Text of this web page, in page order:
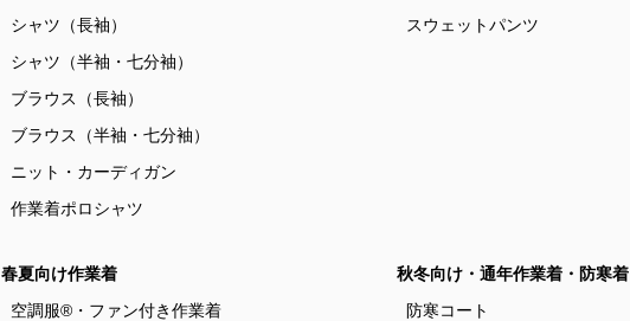
シャツ（長袖）
シャツ（半袖・七分袖）
ブラウス（長袖）
ブラウス（半袖・七分袖）
ニット・カーディガン
作業着ポロシャツ
スウェットパンツ
春夏向け作業着
空調服®・ファン付き作業着
秋冬向け・通年作業着・防寒着
防寒コート